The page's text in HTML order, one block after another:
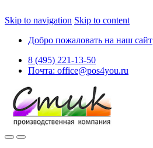
Skip to navigation Skip to content
Добро пожаловать на наш сайт
8 (495) 221-13-50
Почта: office@pos4you.ru